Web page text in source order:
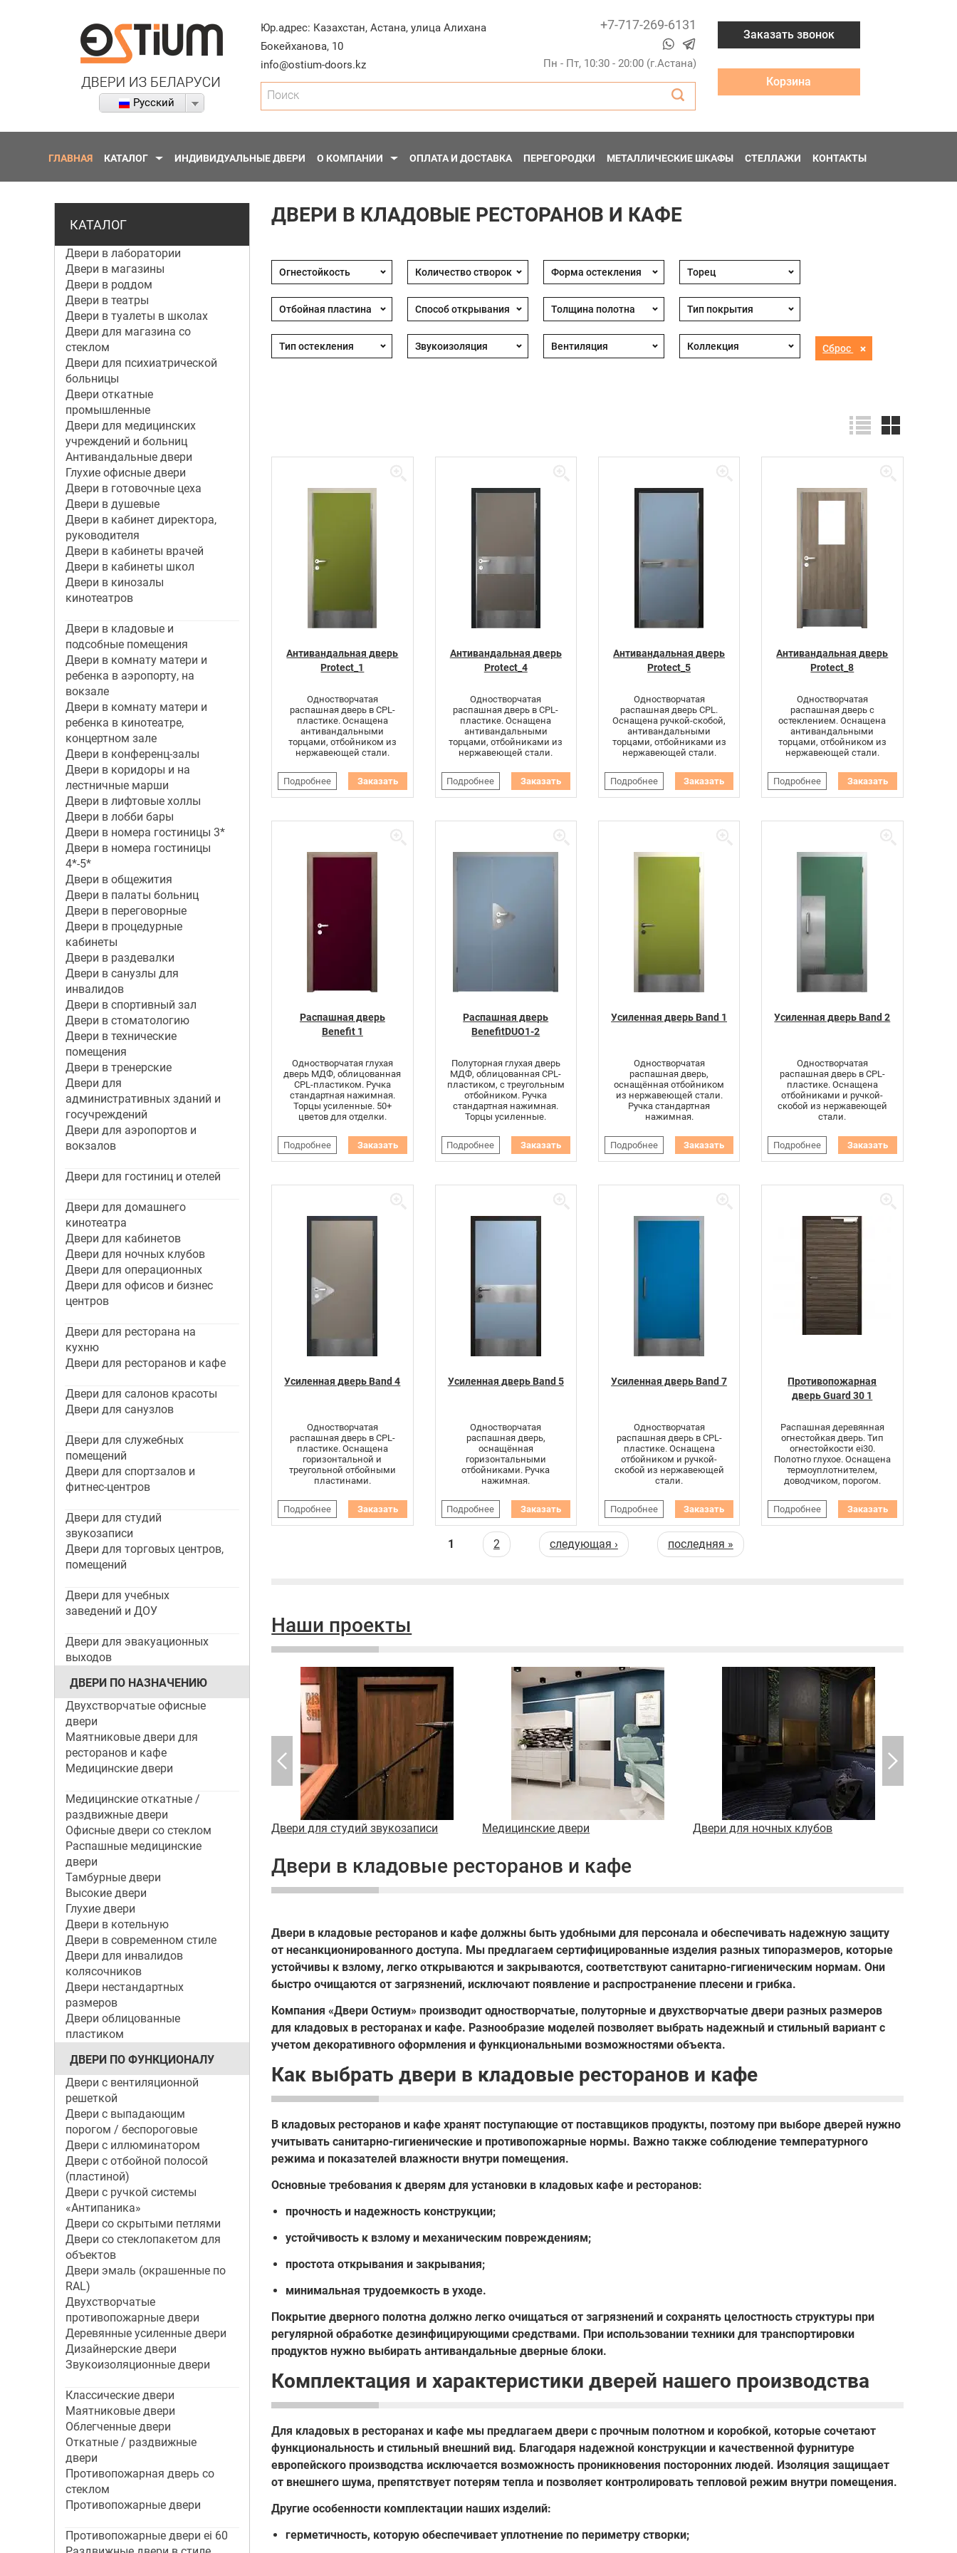
Русский
Юр.адрес: Казахстан,Астана,улица Алихана
Бокейханова, 10
info@ostium-doors.kz
+7-717-269-6131
Пн - Пт, 10:30 - 20:00 (г.Астана)
Поиск
Заказать звонок
Корзина
ГЛАВНАЯ КАТАЛОГ ИНДИВИДУАЛЬНЫЕ ДВЕРИ О КОМПАНИИ ОПЛАТА И ДОСТАВКА ПЕРЕГОРОДКИ МЕТАЛЛИЧЕСКИЕ ШКАФЫ СТЕЛЛАЖИ КОНТАКТЫ
КАТАЛОГ
Двери в лаборатории
Двери в магазины
Двери в роддом
Двери в театры
Двери в туалеты в школах
Двери для магазина со
стеклом
Двери для психиатрической
больницы
Двери откатные
промышленные
Двери для медицинских
учреждений и больниц
Антивандальные двери
Глухие офисные двери
Двери в готовочные цеха
Двери в душевые
Двери в кабинет директора,
руководителя
Двери в кабинеты врачей
Двери в кабинеты школ
Двери в кинозалы
кинотеатров
Двери в кладовые и
подсобные помещения
Двери в комнату матери и
ребенка в аэропорту, на
вокзале
Двери в комнату матери и
ребенка в кинотеатре,
концертном зале
Двери в конференц-залы
Двери в коридоры и на
лестничные марши
Двери в лифтовые холлы
Двери в лобби бары
Двери в номера гостиницы 3*
Двери в номера гостиницы
4*-5*
Двери в общежития
Двери в палаты больниц
Двери в переговорные
Двери в процедурные
кабинеты
Двери в раздевалки
Двери в санузлы для
инвалидов
Двери в спортивный зал
Двери в стоматологию
Двери в технические
помещения
Двери в тренерские
Двери для
административных зданий и
госучреждений
Двери для аэропортов и
вокзалов
Двери для гостиниц и отелей
Двери для домашнего
кинотеатра
Двери для кабинетов
Двери для ночных клубов
Двери для операционных
Двери для офисов и бизнес
центров
Двери для ресторана на
кухню
Двери для ресторанов и кафе
Двери для салонов красоты
Двери для санузлов
Двери для служебных
помещений
Двери для спортзалов и
фитнес-центров
Двери для студий
звукозаписи
Двери для торговых центров,
помещений
Двери для учебных
заведений и ДОУ
Двери для эвакуационных
выходов
ДВЕРИ ПО НАЗНАЧЕНИЮ
Двухстворчатые офисные
двери
Маятниковые двери для
ресторанов и кафе
Медицинские двери
Медицинские откатные /
раздвижные двери
Офисные двери со стеклом
Распашные медицинские
двери
Тамбурные двери
Высокие двери
Глухие двери
Двери в котельную
Двери в современном стиле
Двери для инвалидов
колясочников
Двери нестандартных
размеров
Двери облицованные
пластиком
ДВЕРИ ПО ФУНКЦИОНАЛУ
Двери с вентиляционной
решеткой
Двери с выпадающим
порогом / беспороговые
Двери с иллюминатором
Двери с отбойной полосой
(пластиной)
Двери с ручкой системы
«Антипаника»
Двери со скрытыми петлями
Двери со стеклопакетом для
объектов
Двери эмаль (окрашенные по
RAL)
Двухстворчатые
противопожарные двери
Деревянные усиленные двери
Дизайнерские двери
Звукоизоляционные двери
Классические двери
Маятниковые двери
Облегченные двери
Откатные / раздвижные
двери
Противопожарная дверь со
стеклом
Противопожарные двери
Противопожарные двери ei 60
ДВЕРИ В КЛАДОВЫЕ РЕСТОРАНОВ И КАФЕ
Сброс
Антивандальная дверь
Protect_1
Одностворчатая
распашная дверь в CPL-
пластике. Оснащена
антивандальными
торцами, отбойником из
нержавеющей стали.
Подробнее Заказать
Антивандальная дверь
Protect_4
Одностворчатая
распашная дверь в CPL-
пластике. Оснащена
антивандальными
торцами, отбойниками из
нержавеющей стали.
Подробнее Заказать
Антивандальная дверь
Protect_5
Одностворчатая
распашная дверь CPL.
Оснащена ручкой-скобой,
антивандальными
торцами, отбойниками из
нержавеющей стали.
Подробнее Заказать
Антивандальная дверь
Protect_8
Одностворчатая
распашная дверь с
остеклением. Оснащена
антивандальными
торцами, отбойником из
нержавеющей стали.
Подробнее Заказать
Распашная дверь
Benefit 1
Одностворчатая глухая
дверь МДФ, облицованная
CPL-пластиком. Ручка
стандартная нажимная.
Торцы усиленные. 50+
цветов для отделки.
Подробнее Заказать
Распашная дверь
BenefitDUO1-2
Полуторная глухая дверь
МДФ, облицованная CPL-
пластиком, с треугольным
отбойником. Ручка
стандартная нажимная.
Торцы усиленные.
Подробнее Заказать
Усиленная дверь Band 1
Одностворчатая
распашная дверь,
оснащённая отбойником
из нержавеющей стали.
Ручка стандартная
нажимная.
Подробнее Заказать
Усиленная дверь Band 2
Одностворчатая
распашная дверь в CPL-
пластике. Оснащена
отбойниками и ручкой-
скобой из нержавеющей
стали.
Подробнее Заказать
Усиленная дверь Band 4
Одностворчатая
распашная дверь в CPL-
пластике. Оснащена
горизонтальной и
треугольной отбойными
пластинами.
Подробнее Заказать
Усиленная дверь Band 5
Одностворчатая
распашная дверь,
оснащённая
горизонтальными
отбойниками. Ручка
нажимная.
Подробнее Заказать
Усиленная дверь Band 7
Одностворчатая
распашная дверь в CPL-
пластике. Оснащена
отбойником и ручкой-
скобой из нержавеющей
стали.
Подробнее Заказать
Противопожарная
дверь Guard 30 1
Распашная деревянная
огнестойкая дверь. Тип
огнестойкости ei30.
Полотно глухое. Оснащена
термоуплотнителем,
доводчиком, порогом.
Подробнее Заказать
1 2 следующая › последняя »
Наши проекты
Двери для гостиниц и отелей Двери для студий звукозаписи Медицинские двери Двери для ночных клубов
Двери в кладовые ресторанов и кафе
Двери в кладовые ресторанов и кафе должны быть удобными для персонала и обеспечивать надежную защиту
от несанкционированного доступа. Мы предлагаем сертифицированные изделия разных типоразмеров, которые
устойчивы к взлому, легко открываются и закрываются, соответствуют санитарно-гигиеническим нормам. Они
быстро очищаются от загрязнений, исключают появление и распространение плесени и грибка.
Компания «Двери Остиум» производит одностворчатые, полуторные и двухстворчатые двери разных размеров
для кладовых в ресторанах и кафе. Разнообразие моделей позволяет выбрать надежный и стильный вариант с
учетом декоративного оформления и функциональными возможностями объекта.
Как выбрать двери в кладовые ресторанов и кафе
В кладовых ресторанов и кафе хранят поступающие от поставщиков продукты, поэтому при выборе дверей нужно
учитывать санитарно-гигиенические и противопожарные нормы. Важно также соблюдение температурного
режима и показателей влажности внутри помещения.
Основные требования к дверям для установки в кладовых кафе и ресторанов:
прочность и надежность конструкции;
устойчивость к взлому и механическим повреждениям;
простота открывания и закрывания;
минимальная трудоемкость в уходе.
Покрытие дверного полотна должно легко очищаться от загрязнений и сохранять целостность структуры при
регулярной обработке дезинфицирующими средствами. При использовании техники для транспортировки
продуктов нужно выбирать антивандальные дверные блоки.
Комплектация и характеристики дверей нашего производства
Для кладовых в ресторанах и кафе мы предлагаем двери с прочным полотном и коробкой, которые сочетают
функциональность и стильный внешний вид. Благодаря надежной конструкции и качественной фурнитуре
европейского производства исключается возможность проникновения посторонних людей. Изоляция защищает
от внешнего шума, препятствует потерям тепла и позволяет контролировать тепловой режим внутри помещения.
Другие особенности комплектации наших изделий:
герметичность, которую обеспечивает уплотнение по периметру створки;